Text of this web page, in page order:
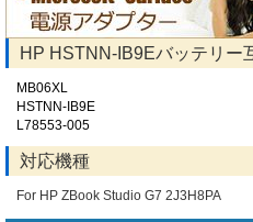
HP HSTNN-IB9Eバッテリー
MB06XL
HSTNN-IB9E
L78553-005
対応機種
For HP ZBook Studio G7 2J3H8PA